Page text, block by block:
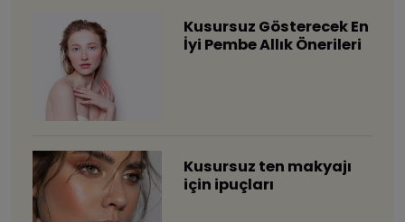
Kusursuz Gösterecek En
İyi Pembe Allık Önerileri
Kusursuz ten makyajı
için ipuçları